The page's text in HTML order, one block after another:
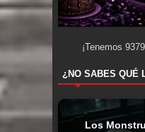
¡Tenemos 9379
¿NO SABES QUÉ
Los